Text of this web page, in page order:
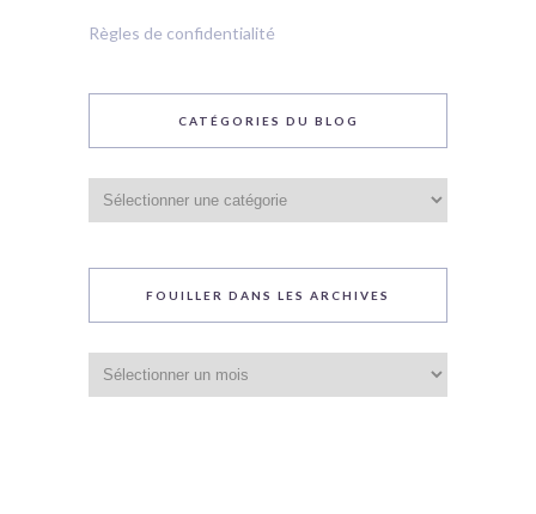
Règles de confidentialité
CATÉGORIES DU BLOG
du
blog
FOUILLER DANS LES ARCHIVES
dans
les